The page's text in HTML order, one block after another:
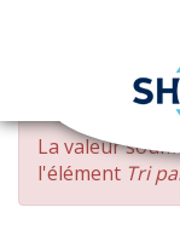
Aller
contenu
principal
MESSAGE
D'ERREUR
La valeur
l'élément Tri